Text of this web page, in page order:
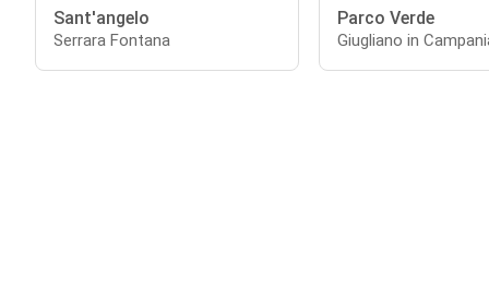
Sant'angelo
Serrara Fontana
Parco Verde
Giugliano in